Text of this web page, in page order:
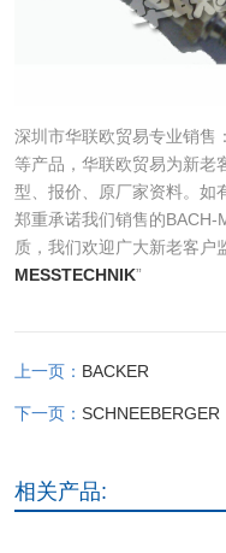
深圳市华联欧贸易专业销售
等产品，华联欧贸易为新老
型、报价、原厂家资料。如
郑重承诺我们销售的BACH-
质，我们欢迎广大新老客户
MESSTECHNIK”
上一页： BACKER
下一页： SCHNEEBERGER
相关产品: